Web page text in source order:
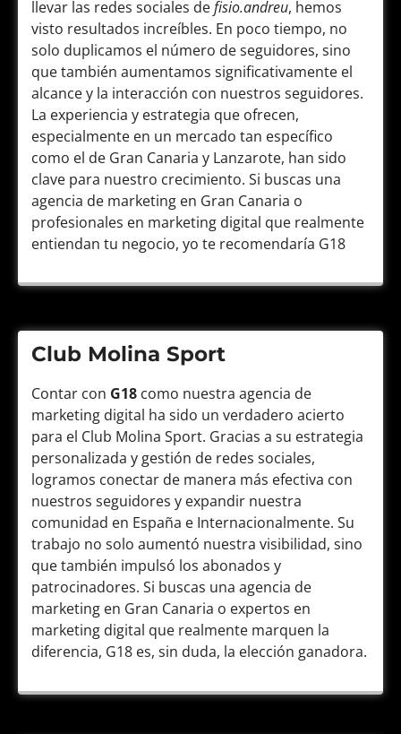
llevar las redes sociales defisio.andreu, hemos
visto resultados increíbles. En poco tiempo, no
solo duplicamos el número de seguidores, sino
que también aumentamos significativamente el
alcance y la interacción con nuestros seguidores.
La experiencia y estrategia que ofrecen,
especialmente en un mercado tan específico
como el de Gran Canaria y Lanzarote, han sido
clave para nuestro crecimiento. Si buscas una
agencia de marketing en Gran Canaria o
profesionales en marketing digital que realmente
entiendan tu negocio, yo te recomendaría G18
Club Molina Sport
Contar con G18 como nuestra agencia de
marketing digital ha sido un verdadero acierto
para el Club Molina Sport. Gracias a su estrategia
personalizada y gestión de redes sociales,
logramos conectar de manera más efectiva con
nuestros seguidores y expandir nuestra
comunidad en España e Internacionalmente. Su
trabajo no solo aumentó nuestra visibilidad, sino
que también impulsó los abonados y
patrocinadores. Si buscas una agencia de
marketing en Gran Canaria o expertos en
marketing digital que realmente marquen la
diferencia, G18 es, sin duda, la elección ganadora.